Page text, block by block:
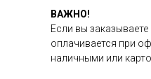
ВАЖНО!
Если вы
оплачивается при
наличными или